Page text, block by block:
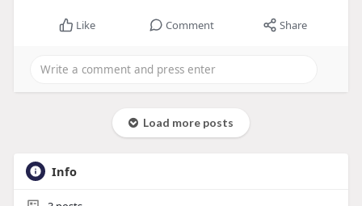
Like Comment Share
Load more posts
Info